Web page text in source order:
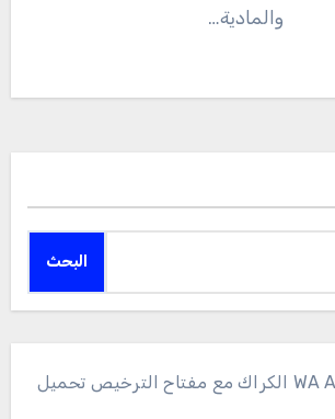
والمادية…
البحث
WA Auto Sender Pro الكراك مع مفتاح الترخيص تحميل